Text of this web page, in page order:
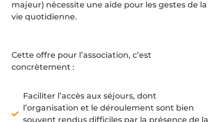
majeur) nécessite une aide pour les gestes de la
vie quotidienne.
Cette offre pour l’association, c’est
concrètement :
Faciliter l’accès aux séjours, dont
l’organisation et le déroulement sont bien
souvent rendus difficiles par la présence de la